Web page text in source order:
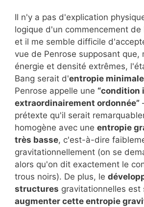
Il n'y a pas d'explication
logique d'un commencement de
et il me semble difficile
vue de Penrose supposant que,
énergie et densité extrêmes,
Bang serait d'entropie minimale
Penrose appelle une “condition
extraordinairement ordonnée”
prétexte qu'il serait
homogène avec une entropie
très basse, c'est-à-dire
gravitationnellement (on se
alors qu'on dit exactement le
trous noirs). De plus, le
structures gravitationnelles est
augmenter cette entropie